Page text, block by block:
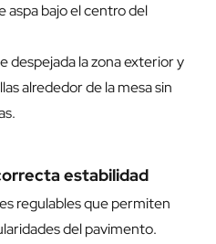
aspa bajo el centro del
despejada la zona exterior y
alrededor de la mesa sin
estabilidad
regulables que permiten
del pavimento.